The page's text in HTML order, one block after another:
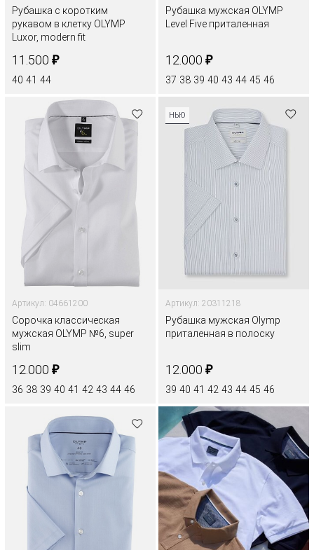
Рубашка с коротким
рукавом в клетку OLYMP
Luxor, modern fit
11.500 ₽
40 41 44
Рубашка мужская OLYMP
Level Five приталенная
12.000 ₽
37 38 39 40 43 44 45 46
Артикул: 04661200
Сорочка классическая
мужская OLYMP №6, super
slim
12.000 ₽
36 38 39 40 41 42 43 44 46
НЬЮ
Артикул: 20311218
Рубашка мужская Olymp
приталенная в полоску
12.000 ₽
39 40 41 42 43 44 45 46